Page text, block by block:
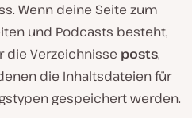
Wenn deine Seite zum
und Podcasts besteht,
die Verzeichnisse posts,
die Inhaltsdateien für
gespeichert werden.